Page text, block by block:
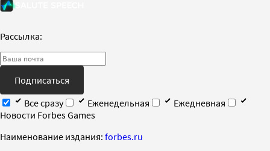
Рассылка:
Подписаться
Все сразу
Еженедельная
Ежедневная
Новости Forbes Games
Наименование издания: forbes.ru